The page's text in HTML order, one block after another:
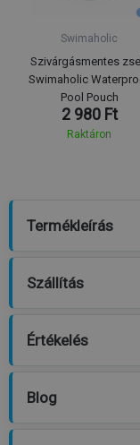
Swimaholic
Szivárgásmentes
Swimaholic
Pool Pouch
2 980 Ft
Raktáron
Termékleírás
Szállítás
Értékelés
Blog